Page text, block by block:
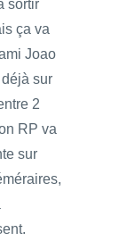
sortir
ça va
Joao
sur
2
RP va
sur